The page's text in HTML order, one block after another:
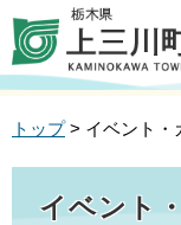
トップ> イベント・
イベント